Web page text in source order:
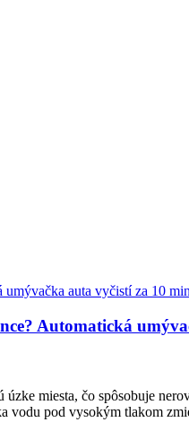
Automatická
miesta, čo spôsobuje
pod vysokým tlakom